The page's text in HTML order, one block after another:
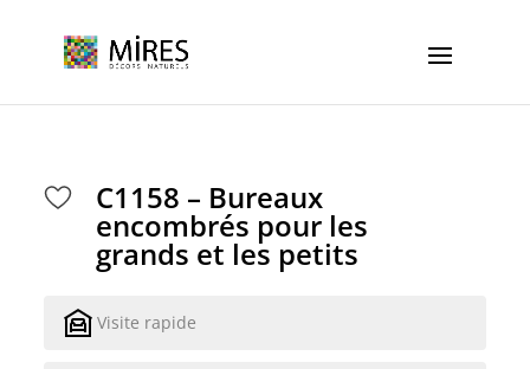
C1158 – Bureaux
encombrés pour les
grands et les petits
Visite rapide